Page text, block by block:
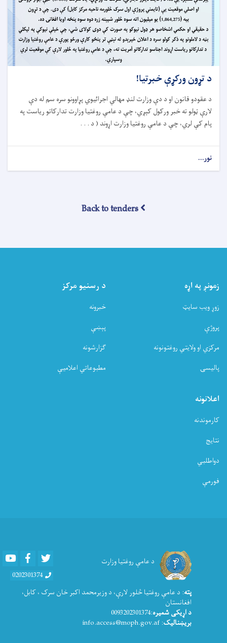
د تړون ورکړې خبرتیا!
د عقودو قانون او د دې وزارت لنډ مهالي اجرائیوي پړاوونو سره سم له دې
لارې ټولو ته خبر ورکول کېږي، چې د عامې روغتیا وزارت تدارکاتو ریاست په
پام کې لري، چې د عامې روغتیا وزارت اړوند ( د . . .
نور...
د
Back to tenders
زمونږ په اړه
زوړ ویب سایټ
پروژې
مرکزي او ولایتي روغتونونه
پالیسۍ
د رسنیو مرکز
خبرونه
پېښې
ګزارشونه
مطبوعاتي اعلامیې
اعلانونه
کارموندنه
نتایج
دواطلبي
فورمې
د عامې روغتیا وزارت Youtube Facebook
0202301374
پته: د عامې روغتيا څلور لارې، د وزیرمحمد اکبر خان سرک ، کابل،
افغانستان
د اړیکی شمیره:0093202301374
بریښنالیک: info.access@moph.gov.af